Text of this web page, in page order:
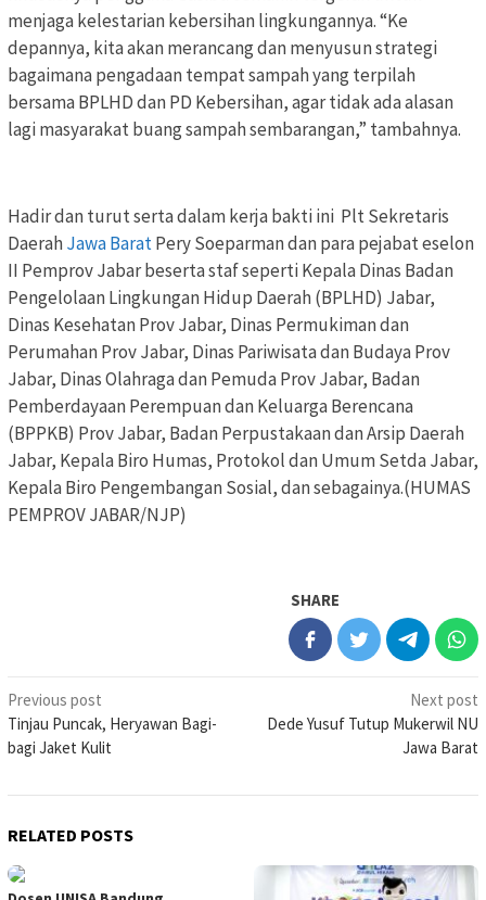
menjaga kelestarian kebersihan lingkungannya. “Ke
depannya, kita akan merancang dan menyusun strategi
bagaimana pengadaan tempat sampah yang terpilah
bersama BPLHD dan PD Kebersihan, agar tidak ada alasan
lagi masyarakat buang sampah sembarangan,” tambahnya.
Hadir dan turut serta dalam kerja bakti ini Plt Sekretaris
DaerahJawa BaratPery Soeparman dan para pejabat eselon
II Pemprov Jabar beserta staf seperti Kepala Dinas Badan
Pengelolaan Lingkungan Hidup Daerah (BPLHD) Jabar,
Dinas Kesehatan Prov Jabar, Dinas Permukiman dan
Perumahan Prov Jabar, Dinas Pariwisata dan Budaya Prov
Jabar, Dinas Olahraga dan Pemuda Prov Jabar, Badan
Pemberdayaan Perempuan dan Keluarga Berencana
(BPPKB) Prov Jabar, Badan Perpustakaan dan Arsip Daerah
Jabar, Kepala Biro Humas, Protokol dan Umum Setda Jabar,
Kepala Biro Pengembangan Sosial, dan sebagainya.(HUMAS
PEMPROV JABAR/NJP)
SHARE
Post
navigation
Previous post
Tinjau Puncak, Heryawan Bagi-
bagi Jaket Kulit
Next post
Dede Yusuf Tutup Mukerwil NU
Jawa Barat
RELATED POSTS